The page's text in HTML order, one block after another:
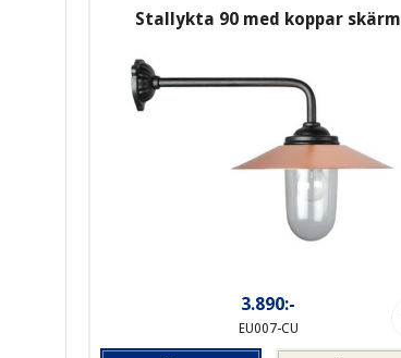
Stallykta 90 med koppar skärm
3.890:-
EU007-CU